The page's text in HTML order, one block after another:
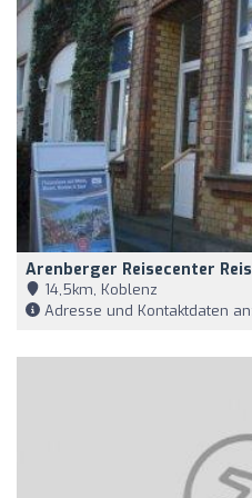
Arenberger Reisecenter
14,5km, Koblenz
Adresse und Kontaktdaten